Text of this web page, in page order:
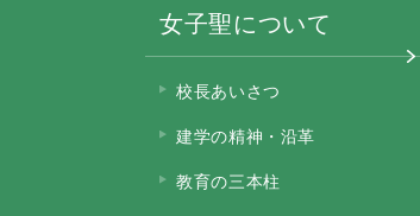
女子聖について
校長あいさつ
建学の精神・沿革
教育の三本柱